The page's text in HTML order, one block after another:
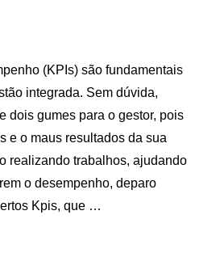
(KPIs) são fundamentais
integrada. Sem dúvida,
dois gumes para o gestor, pois
e o maus resultados da sua
realizando trabalhos, ajudando
o desempenho, deparo
Kpis, que …